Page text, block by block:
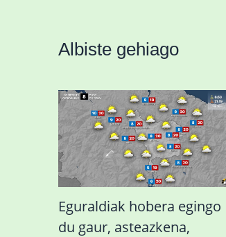
Albiste gehiago
Eguraldiak hobera egingo
du gaur, asteazkena,